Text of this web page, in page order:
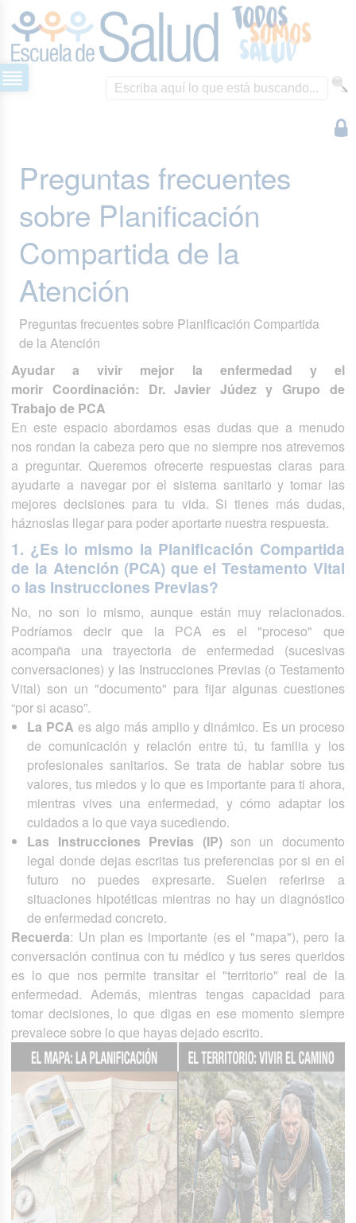
Preguntas frecuentes
sobre Planificación
Compartida de la
Atención
Preguntas frecuentes sobre Planificación Compartida
de la Atención
Ayudar a vivir mejor la enfermedad y el
morir Coordinación: Dr. Javier Júdez y Grupo de
Trabajo de PCA
En este espacio abordamos esas dudas que a menudo
nos rondan la cabeza pero que no siempre nos atrevemos
a preguntar. Queremos ofrecerte respuestas claras para
ayudarte a navegar por el sistema sanitario y tomar las
mejores decisiones para tu vida. Si tienes más dudas,
háznoslas llegar para poder aportarte nuestra respuesta.
1. ¿Es lo mismo la Planificación Compartida
de la Atención (PCA) que el Testamento Vital
o las Instrucciones Previas?
No, no son lo mismo, aunque están muy relacionados.
Podríamos decir que la PCA es el "proceso" que
acompaña una trayectoria de enfermedad (sucesivas
conversaciones) y las Instrucciones Previas (o Testamento
Vital) son un "documento" para fijar algunas cuestiones
“por si acaso”.
La PCA es algo más amplio y dinámico. Es un proceso
de comunicación y relación entre tú, tu familia y los
profesionales sanitarios. Se trata de hablar sobre tus
valores, tus miedos y lo que es importante para ti ahora,
mientras vives una enfermedad, y cómo adaptar los
cuidados a lo que vaya sucediendo.
Las Instrucciones Previas (IP)son un documento
legal donde dejas escritas tus preferencias por si en el
futuro no puedes expresarte. Suelen referirse a
situaciones hipotéticas mientras no hay un diagnóstico
de enfermedad concreto.
Recuerda: Un plan es importante (es el "mapa"), pero la
conversación continua con tu médico y tus seres queridos
es lo que nos permite transitar el "territorio" real de la
enfermedad. Además, mientras tengas capacidad para
tomar decisiones, lo que digas en ese momento siempre
prevalece sobre lo que hayas dejado escrito.